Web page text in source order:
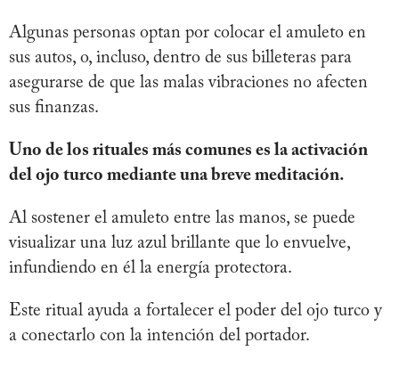
Algunas personas optan por colocar el amuleto en
sus autos, o, incluso, dentro de sus billeteras para
asegurarse de que las malas vibraciones no afecten
sus finanzas.
Uno de los rituales más comunes es la activación
del ojo turco mediante una breve meditación.
Al sostener el amuleto entre las manos, se puede
visualizar una luz azul brillante que lo envuelve,
infundiendo en él la energía protectora.
Este ritual ayuda a fortalecer el poder del ojo turco y
a conectarlo con la intención del portador.